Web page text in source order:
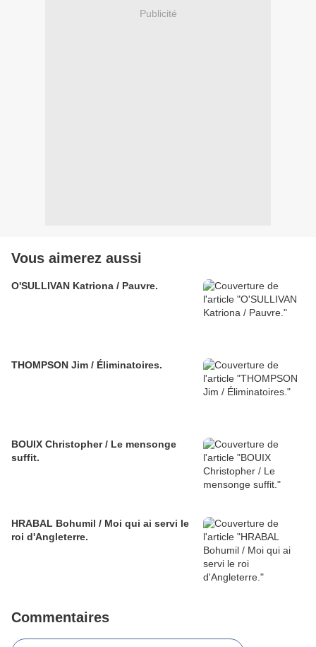
Publicité
Vous aimerez aussi
O'SULLIVAN Katriona / Pauvre.
THOMPSON Jim / Éliminatoires.
BOUIX Christopher / Le mensonge
suffit.
HRABAL Bohumil / Moi qui ai servi le
roi d'Angleterre.
Commentaires